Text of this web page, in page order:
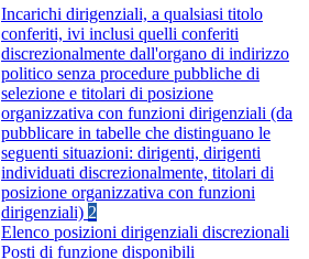
Incarichi dirigenziali, a qualsiasi titolo
conferiti, ivi inclusi quelli conferiti
discrezionalmente dall'organo di indirizzo
politico senza procedure pubbliche di
selezione e titolari di posizione
organizzativa con funzioni dirigenziali (da
pubblicare in tabelle che distinguano le
seguenti situazioni: dirigenti, dirigenti
individuati discrezionalmente, titolari di
posizione organizzativa con funzioni
dirigenziali) 2
Elenco posizioni dirigenziali discrezionali
Posti di funzione disponibili